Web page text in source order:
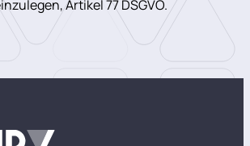
Artikel 77 DSGVO.